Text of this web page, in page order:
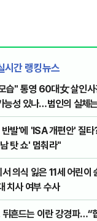
시간 랭킹뉴스
습" 통영 60대女 살인사
능성 있나…범인의 실체
발'에 'ISA 개편안' 질
탓 쇼' 멈춰라"
의식 잃은 11세 어린
치사 여부 수사
흔드는 이란 강경파…“